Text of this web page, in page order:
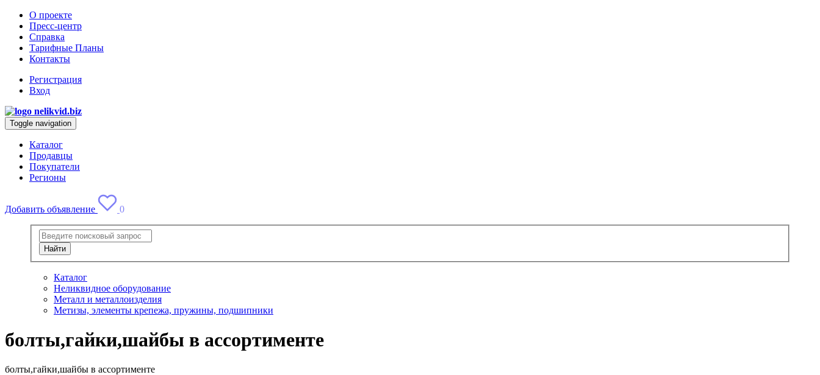
О проекте
Пресс-центр
Справка
Тарифные Планы
Контакты
Регистрация
Вход
Toggle navigation
Каталог
Продавцы
Покупатели
Регионы
Добавить объявление 0
Найти
Каталог
Неликвидное оборудование
Металл и металлоизделия
Метизы, элементы крепежа, пружины, подшипники
болты,гайки,шайбы в ассортименте
болты,гайки,шайбы в ассортименте